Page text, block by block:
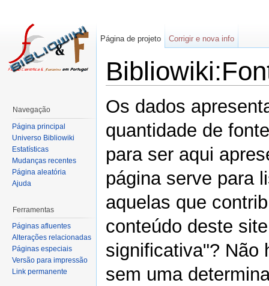
Os dados
quantidade de
para ser aqui
página serve para
aquelas que
conteúdo deste
significativa"? Não
sem uma
Página de projeto Corrigir e nova info
Navegação
Página principal
Universo Bibliowiki
Estatísticas
Mudanças recentes
Página aleatória
Ajuda
Ferramentas
Páginas afluentes
Alterações relacionadas
Páginas especiais
Versão para impressão
Link permanente